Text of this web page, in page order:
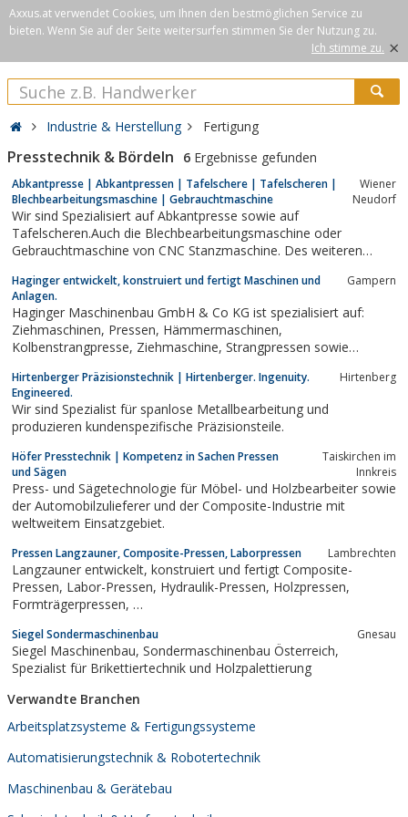
Axxus.at verwendet Cookies, um Ihnen den bestmöglichen Service zu
bieten. Wenn Sie auf der Seite weitersurfen stimmen Sie der Nutzung zu.
Ich stimme zu. ×
Industrie & Herstellung Fertigung
Presstechnik & Bördeln 6 Ergebnisse gefunden
Abkantpresse | Abkantpressen | Tafelschere | Tafelscheren |
Blechbearbeitungsmaschine | Gebrauchtmaschine
Wiener
Neudorf
Wir sind Spezialisiert auf Abkantpresse sowie auf
Tafelscheren.Auch die Blechbearbeitungsmaschine oder
Gebrauchtmaschine von CNC Stanzmaschine. Des weiteren
Profilstahlschere
Haginger entwickelt, konstruiert und fertigt Maschinen und
Anlagen.
Gampern
Haginger Maschinenbau GmbH & Co KG ist spezialisiert auf:
Ziehmaschinen, Pressen, Hämmermaschinen,
Kolbenstrangpresse, Ziehmaschine, Strangpressen sowie
und viele weitere Produkte mehr.
Hirtenberger Präzisionstechnik | Hirtenberger. Ingenuity.
Engineered.
Hirtenberg
Wir sind Spezialist für spanlose Metallbearbeitung und
produzieren kundenspezifische Präzisionsteile.
Höfer Presstechnik | Kompetenz in Sachen Pressen
und Sägen
Taiskirchen im
Innkreis
Press- und Sägetechnologie für Möbel- und Holzbearbeiter sowie
der Automobilzulieferer und der Composite-Industrie mit
weltweitem Einsatzgebiet.
Pressen Langzauner, Composite-Pressen, Laborpressen Lambrechten
Langzauner entwickelt, konstruiert und fertigt Composite-
Pressen, Labor-Pressen, Hydraulik-Pressen, Holzpressen,
Formträgerpressen, …
Siegel Sondermaschinenbau Gnesau
Siegel Maschinenbau, Sondermaschinenbau Österreich,
Spezialist für Brikettiertechnik und Holzpalettierung
Verwandte Branchen
Arbeitsplatzsysteme & Fertigungssysteme
Automatisierungstechnik & Robotertechnik
Maschinenbau & Gerätebau